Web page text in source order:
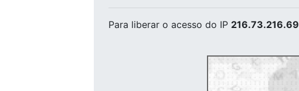
Para liberar o acesso do IP 216.73.216.69